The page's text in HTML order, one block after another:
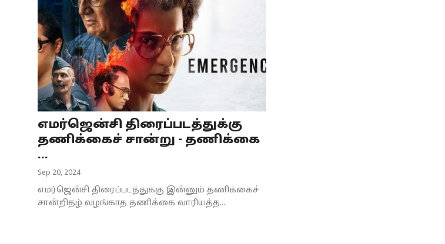
எமர்ஜென்சி திரைப்படத்துக்கு
தணிக்கைச் சான்று - தணிக்கை
...
Sep 20, 2024
எமர்ஜென்சி திரைப்படத்துக்கு இன்னும் தணிக்கைச்
சான்றிதழ் வழங்காத தணிக்கை வாரியத்த...